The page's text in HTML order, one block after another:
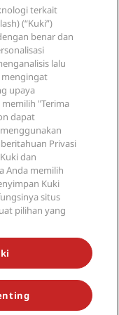
POPULER KAMI
dilindungi undang-
RED, Radisson
terkait
(“Kuki”)
benar dan
lalu
mengingat
upaya
"Terima
dapat
Privasi
dan
Anda memilih
Kuki
situs
pilihan yang